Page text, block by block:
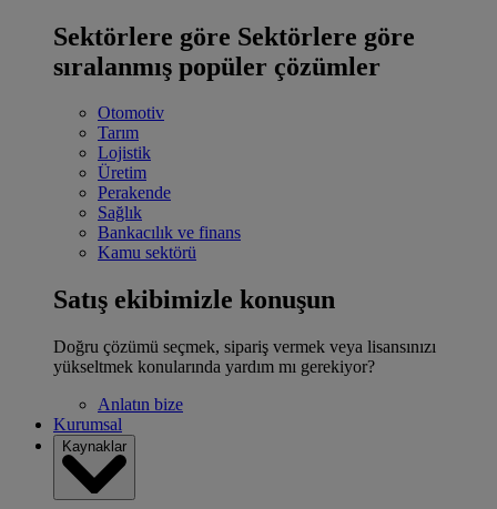
Sektörlere göre Sektörlere göre
sıralanmış popüler çözümler
Otomotiv
Tarım
Lojistik
Üretim
Perakende
Sağlık
Bankacılık ve finans
Kamu sektörü
Satış ekibimizle konuşun
Doğru çözümü seçmek, sipariş vermek veya lisansınızı
yükseltmek konularında yardım mı gerekiyor?
Anlatın bize
Kurumsal
Kaynaklar